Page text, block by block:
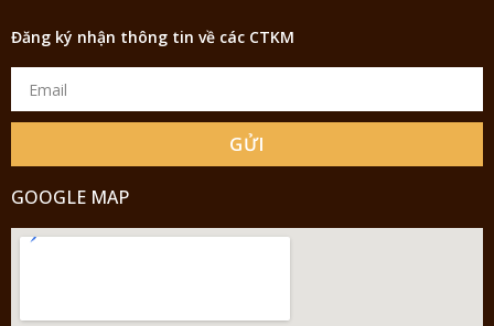
Đăng ký nhận thông tin về các CTKM
GỬI
GOOGLE MAP